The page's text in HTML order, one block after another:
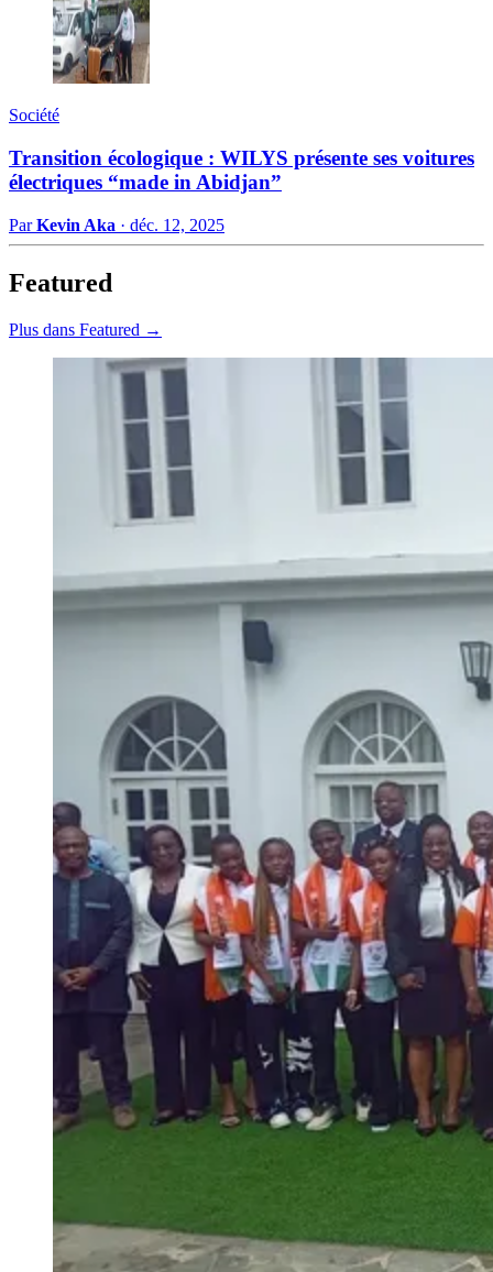
Société
Transition écologique : WILYS présente ses voitures
électriques “made in Abidjan”
ParKevin Aka · déc. 12, 2025
Featured
Plus dans Featured →